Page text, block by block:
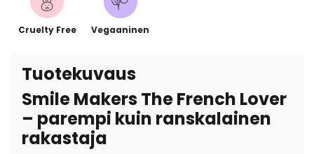
Cruelty Free Vegaaninen
Tuotekuvaus
Smile Makers The French Lover
– parempi kuin ranskalainen
rakastaja